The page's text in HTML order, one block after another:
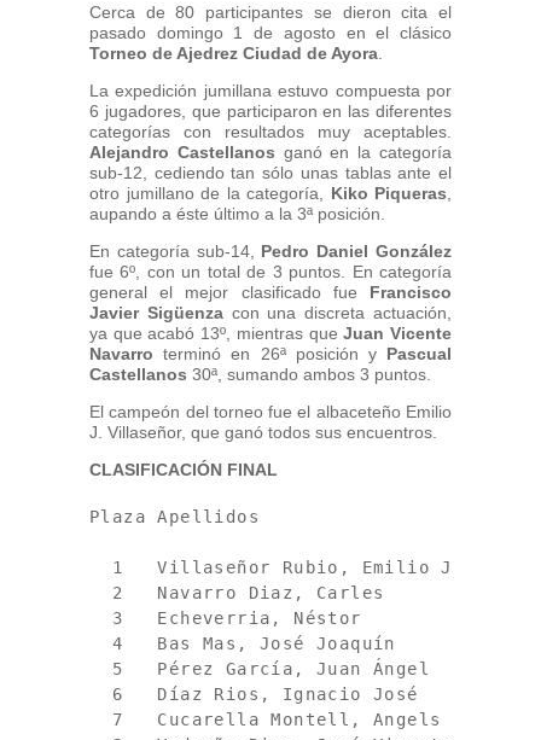
Cerca de 80 participantes se dieron cita el
pasado domingo 1 de agosto en el clásico
Torneo de Ajedrez Ciudad de Ayora
La expedición jumillana estuvo compuesta por
6 jugadores, que participaron en las diferentes
categorías con resultados muy aceptables.
Alejandro Castellanos ganó en la categoría
sub-12, cediendo tan sólo unas tablas ante el
otro jumillano de la categoría, Kiko Piqueras
aupando a éste último a la 3ª posición.
En categoría sub-14, Pedro Daniel González
fue 6º, con un total de 3 puntos. En categoría
general el mejor clasificado fue Francisco
Javier Sigüenzacon una discreta actuación,
ya que acabó 13º, mientras queJuan Vicente
Navarro terminó en 26ª posición y Pascual
Castellanos 30ª, sumando ambos 3 puntos.
El campeón del torneo fue el albaceteño Emilio
J. Villaseñor, que ganó todos sus encuentros.
CLASIFICACIÓN FINAL
Plaza Apellidos
1   Villaseñor Rubio, Emilio José
2   Navarro Diaz, Carles
3   Echeverria, Néstor
4   Bas Mas, José Joaquín
5   Pérez García, Juan Ángel
6   Díaz Rios, Ignacio José
7   Cucarella Montell, Angels